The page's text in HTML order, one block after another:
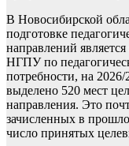
В Новосибирской
подготовке
направлений
НГПУ по
потребности, на
выделено 520 мест
направления. Это
зачисленных в
число принятых